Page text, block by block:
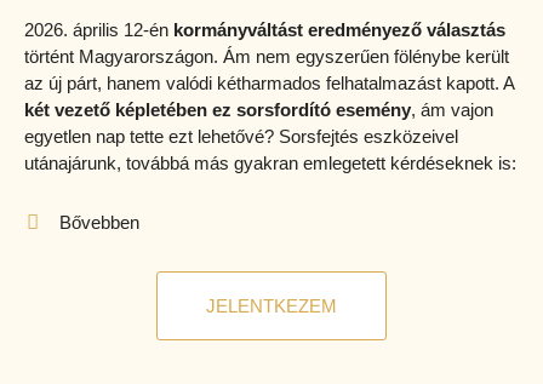
2026. április 12-én kormányváltást eredményező választás
történt Magyarországon. Ám nem egyszerűen fölénybe került
az új párt, hanem valódi kétharmados felhatalmazást kapott. A
két vezető képletében ez sorsfordító esemény, ám vajon
egyetlen nap tette ezt lehetővé? Sorsfejtés eszközeivel
utánajárunk, továbbá más gyakran emlegetett kérdéseknek is:
Bővebben
JELENTKEZEM